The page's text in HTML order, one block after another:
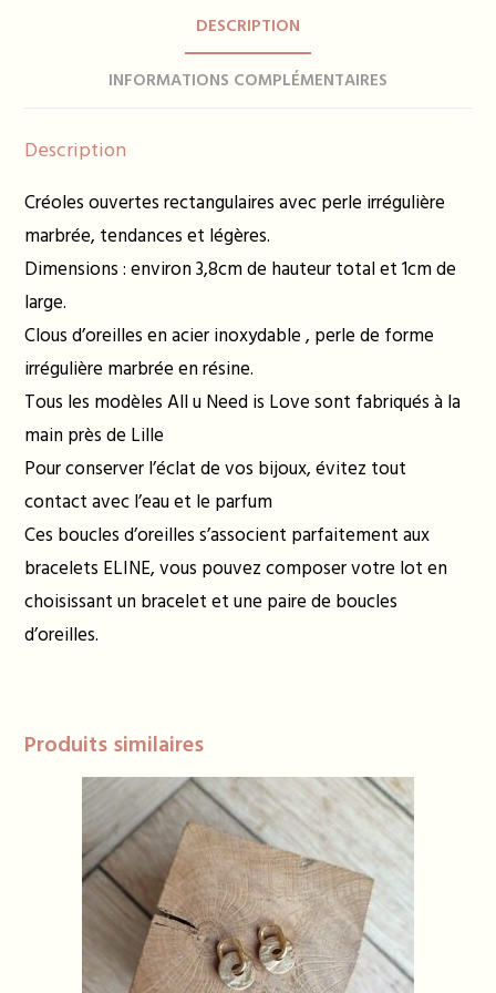
DESCRIPTION
INFORMATIONS COMPLÉMENTAIRES
Description
Créoles ouvertes rectangulaires avec perle irrégulière
marbrée, tendances et légères.
Dimensions : environ 3,8cm de hauteur total et 1cm de
large.
Clous d’oreilles en acier inoxydable , perle de forme
irrégulière marbrée en résine.
Tous les modèles All u Need is Love sont fabriqués à la
main près de Lille
Pour conserver l’éclat de vos bijoux, évitez tout
contact avec l’eau et le parfum
Ces boucles d’oreilles s’associent parfaitement aux
bracelets ELINE, vous pouvez composer votre lot en
choisissant un bracelet et une paire de boucles
d’oreilles.
Produits similaires